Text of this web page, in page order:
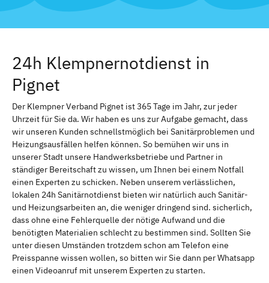
24h Klempnernotdienst in
Pignet
Der Klempner Verband Pignet ist 365 Tage im Jahr, zur jeder
Uhrzeit für Sie da. Wir haben es uns zur Aufgabe gemacht, dass
wir unseren Kunden schnellstmöglich bei Sanitärproblemen und
Heizungsausfällen helfen können. So bemühen wir uns in
unserer Stadt unsere Handwerksbetriebe und Partner in
ständiger Bereitschaft zu wissen, um Ihnen bei einem Notfall
einen Experten zu schicken. Neben unserem verlässlichen,
lokalen 24h Sanitärnotdienst bieten wir natürlich auch Sanitär-
und Heizungsarbeiten an, die weniger dringend sind. sicherlich,
dass ohne eine Fehlerquelle der nötige Aufwand und die
benötigten Materialien schlecht zu bestimmen sind. Sollten Sie
unter diesen Umständen trotzdem schon am Telefon eine
Preisspanne wissen wollen, so bitten wir Sie dann per Whatsapp
einen Videoanruf mit unserem Experten zu starten.